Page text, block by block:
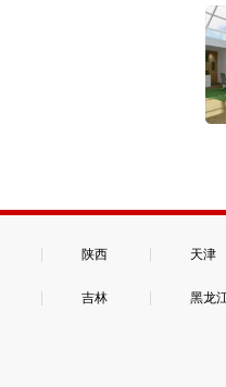
陕西 天津
吉林 黑龙